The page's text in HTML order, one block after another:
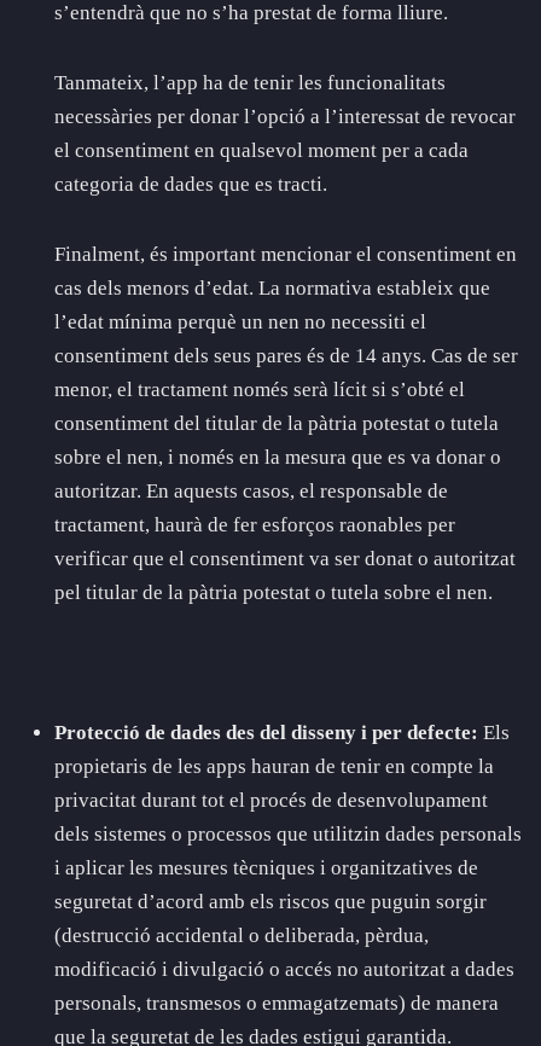
s’entendrà que no s’ha prestat de forma lliure.
Tanmateix, l’app ha de tenir les funcionalitats
necessàries per donar l’opció a l’interessat de revocar
el consentiment en qualsevol moment per a cada
categoria de dades que es tracti.
Finalment, és important mencionar el consentiment en
cas dels menors d’edat. La normativa estableix que
l’edat mínima perquè un nen no necessiti el
consentiment dels seus pares és de 14 anys. Cas de ser
menor, el tractament només serà lícit si s’obté el
consentiment del titular de la pàtria potestat o tutela
sobre el nen, i només en la mesura que es va donar o
autoritzar. En aquests casos, el responsable de
tractament, haurà de fer esforços raonables per
verificar que el consentiment va ser donat o autoritzat
pel titular de la pàtria potestat o tutela sobre el nen.
Protecció de dades des del disseny i per defecte: Els
propietaris de les apps hauran de tenir en compte la
privacitat durant tot el procés de desenvolupament
dels sistemes o processos que utilitzin dades personals
i aplicar les mesures tècniques i organitzatives de
seguretat d’acord amb els riscos que puguin sorgir
(destrucció accidental o deliberada, pèrdua,
modificació i divulgació o accés no autoritzat a dades
personals, transmesos o emmagatzemats) de manera
que la seguretat de les dades estigui garantida.